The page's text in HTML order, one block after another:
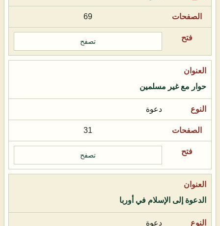
69
تصفح
حوار مع غير مسلمين
دعوة
31
تصفح
الدعوة إلى الإسلام في أوربا
دعوة